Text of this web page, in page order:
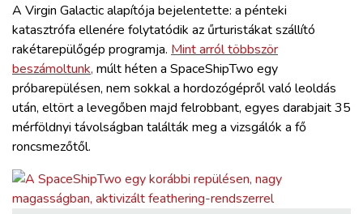
BLOG
ARCHÍVUM
WEBSHOP
BELÉPÉS
REGISZTRÁCIÓ
A Virgin Galactic alapítója bejelentette: a pénteki
katasztrófa ellenére folytatódik az űrturistákat szállító
rakétarepülőgép programja. Mint arról többször
beszámoltunk, múlt héten a SpaceShipTwo egy
próbarepülésen, nem sokkal a hordozógépről való leoldás
után, eltört a levegőben majd felrobbant, egyes darabjait 35
mérföldnyi távolságban találták meg a vizsgálók a fő
roncsmezőtől.